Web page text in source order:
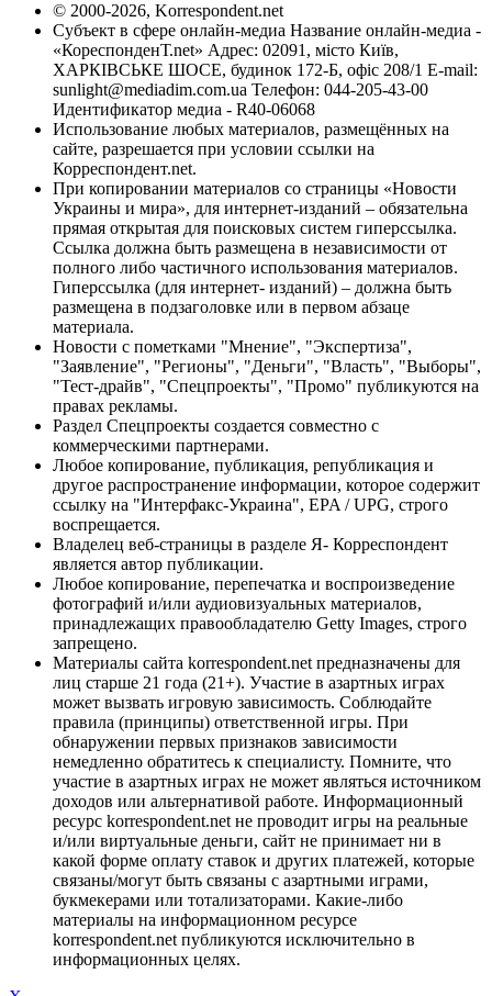
© 2000-2026, Korrespondent.net
Субъект в сфере онлайн-медиа Название онлайн-медиа -
«КореспонденТ.net» Адрес: 02091, місто Київ,
ХАРКІВСЬКЕ ШОСЕ, будинок 172-Б, офіс 208/1 E-mail:
sunlight@mediadim.com.ua Телефон: 044-205-43-00
Идентификатор медиа - R40-06068
Использование любых материалов, размещённых на
сайте, разрешается при условии ссылки на
Корреспондент.net.
При копировании материалов со страницы «Новости
Украины и мира», для интернет-изданий – обязательна
прямая открытая для поисковых систем гиперссылка.
Ссылка должна быть размещена в независимости от
полного либо частичного использования материалов.
Гиперссылка (для интернет- изданий) – должна быть
размещена в подзаголовке или в первом абзаце
материала.
Новости с пометками "Мнение", "Экспертиза",
"Заявление", "Регионы", "Деньги", "Власть", "Выборы",
"Тест-драйв", "Спецпроекты", "Промо" публикуются на
правах рекламы.
Раздел Спецпроекты создается совместно с
коммерческими партнерами.
Любое копирование, публикация, републикация и
другое распространение информации, которое содержит
ссылку на "Интерфакс-Украина", EPA / UPG, строго
воспрещается.
Владелец веб-страницы в разделе Я- Корреспондент
является автор публикации.
Любое копирование, перепечатка и воспроизведение
фотографий и/или аудиовизуальных материалов,
принадлежащих правообладателю Getty Images, строго
запрещено.
Материалы сайта korrespondent.net предназначены для
лиц старше 21 года (21+). Участие в азартных играх
может вызвать игровую зависимость. Соблюдайте
правила (принципы) ответственной игры. При
обнаружении первых признаков зависимости
немедленно обратитесь к специалисту. Помните, что
участие в азартных играх не может являться источником
доходов или альтернативой работе. Информационный
ресурс korrespondent.net не проводит игры на реальные
и/или виртуальные деньги, сайт не принимает ни в
какой форме оплату ставок и других платежей, которые
связаны/могут быть связаны с азартными играми,
букмекерами или тотализаторами. Какие-либо
материалы на информационном ресурсе
korrespondent.net публикуются исключительно в
информационных целях.